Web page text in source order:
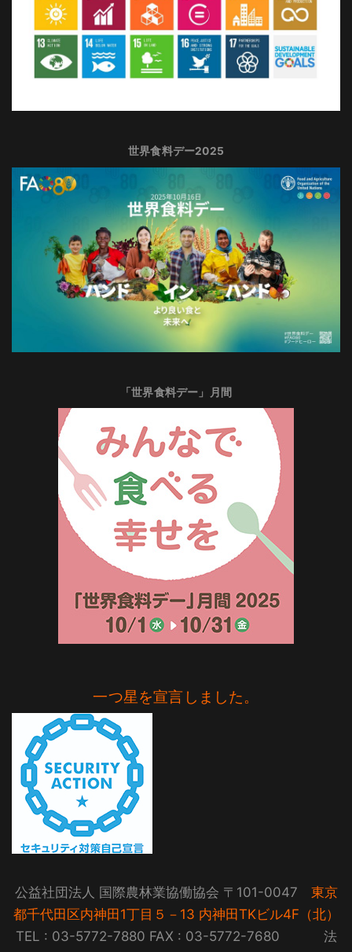
世界食料デー2025
「世界食料デー」月間
一つ星を宣言しました。
公益社団法人 国際農林業協働協会 〒101-0047 東京
都千代田区内神田1丁目５－13 内神田TKビル4F（北）
TEL : 03-5772-7880 FAX : 03-5772-7680 法